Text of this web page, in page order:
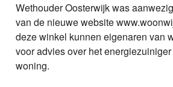
Wethouder Oosterwijk was
van de nieuwe website
deze winkel kunnen eigenaren van
voor advies over het
woning.